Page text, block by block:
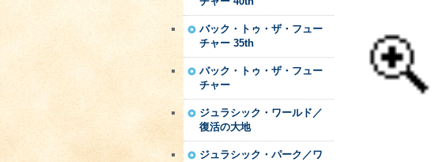
バック・トゥ・ザ・フュー
チャー 35th
バック・トゥ・ザ・フュー
チャー
ジュラシック・ワールド／
復活の大地
ジュラシック・パーク／ワ